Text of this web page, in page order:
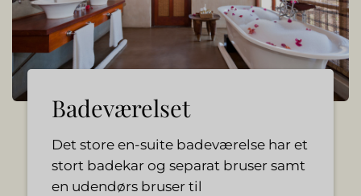
Badeværelset
Det store en-suite badeværelse har et
stort badekar og separat bruser samt
en udendørs bruser til